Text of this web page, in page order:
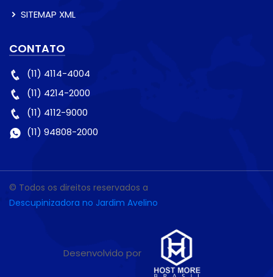
SITEMAP XML
CONTATO
(11) 4114-4004
(11) 4214-2000
(11) 4112-9000
(11) 94808-2000
© Todos os direitos reservados a
Descupinizadora no Jardim Avelino
Desenvolvido por